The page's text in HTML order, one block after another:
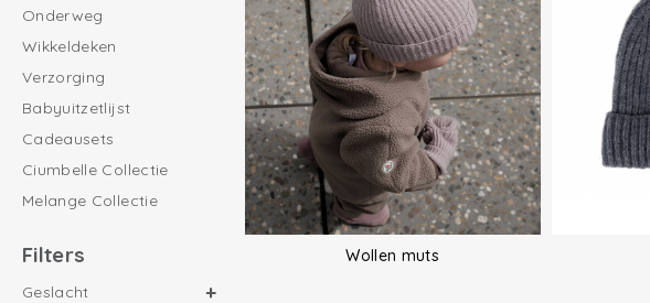
Onderweg
Wikkeldeken
Verzorging
Babyuitzetlijst
Cadeausets
Ciumbelle Collectie
Melange Collectie
Filters
Geslacht
Wollen muts